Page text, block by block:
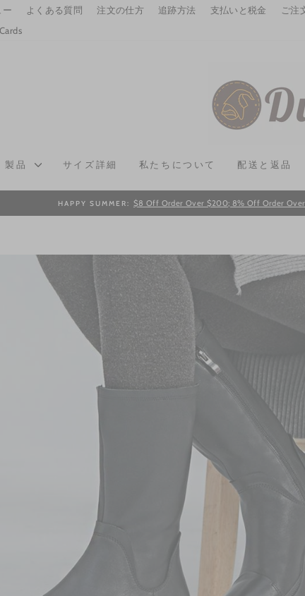
ー よくある質問 注文の仕方 追跡方法 支払いと税金
ご注
製品 サイズ詳細 私たちについて 配送と返品
HAPPY SUMMER: $8 Off Order Over $200; 8% Off Order